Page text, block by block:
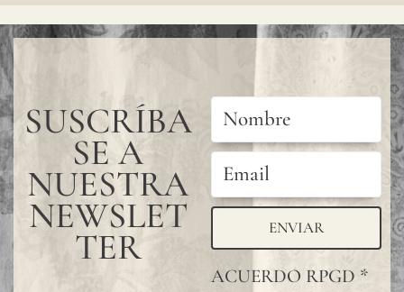
SUSCRÍBA
SE A
NUESTRA
NEWSLET
TER ENVIAR
ACUERDO RPGD *